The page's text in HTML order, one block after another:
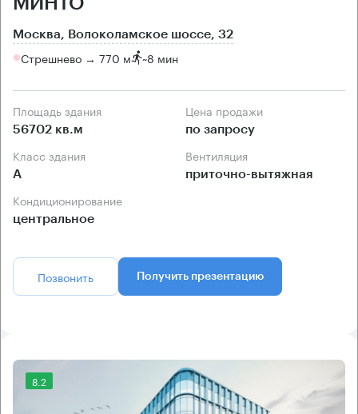
Москва, Волоколамское шоссе, 32
Стрешнево → 770 м ~8 мин
Площадь здания
56702 кв.м
Цена продажи
по запросу
Класс здания
А
Вентиляция
приточно-вытяжная
Кондиционирование
центральное
Позвонить Получить презентацию
8.2